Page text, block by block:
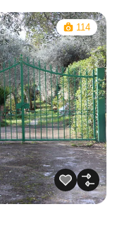
114